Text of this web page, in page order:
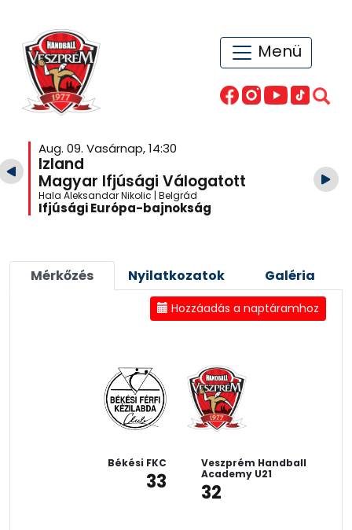
Menü
Aug. 09. Vasárnap, 14:30
Izland
Magyar Ifjúsági Válogatott
Hala Aleksandar Nikolic | Belgrád
Ifjúsági Európa-bajnokság
Mérkőzés Nyilatkozatok Galéria
Hozzáadás a naptáramhoz
Békési FKC
33
Veszprém Handball
Academy U21
32